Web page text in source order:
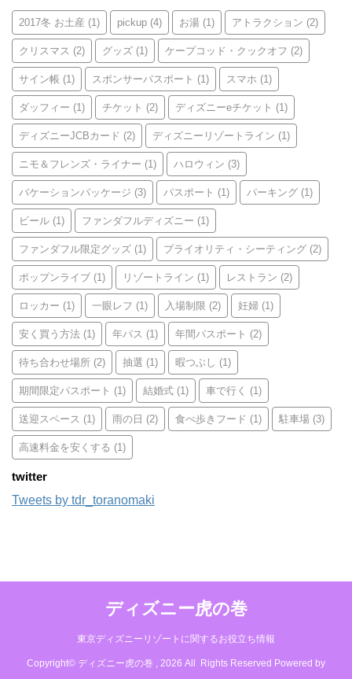
2017冬 お土産 (1) pickup (4) お湯 (1) アトラクション (2)
クリスマス (2) グッズ (1) ケープコッド・クックオフ (2)
サイン帳 (1) スポンサーパスポート (1) スマホ (1)
ダッフィー (1) チケット (2) ディズニーeチケット (1)
ディズニーJCBカード (2) ディズニーリゾートライン (1)
ニモ＆フレンズ・ライナー (1) ハロウィン (3)
バケーションパッケージ (3) パスポート (1) パーキング (1)
ビール (1) ファンダフルディズニー (1)
ファンダフル限定グッズ (1) プライオリティ・シーティング (2)
ポップンライブ (1) リゾートライン (1) レストラン (2)
ロッカー (1) 一眼レフ (1) 入場制限 (2) 妊婦 (1)
安く買う方法 (1) 年パス (1) 年間パスポート (2)
待ち合わせ場所 (2) 抽選 (1) 暇つぶし (1)
期間限定パスポート (1) 結婚式 (1) 車で行く (1)
送迎スペース (1) 雨の日 (2) 食べ歩きフード (1) 駐車場 (3)
高速料金を安くする (1)
twitter
Tweets by tdr_toranomaki
ディズニー虎の巻
東京ディズニーリゾートに関するお役立ち情報
Copyright© ディズニー虎の巻 , 2026 All Rights Reserved Powered by